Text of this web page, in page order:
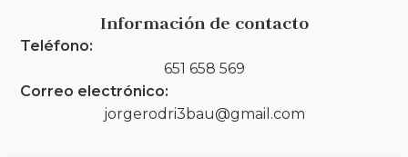
Información de contacto
Teléfono:
651 658 569
Correo electrónico:
jorgerodri3bau@gmail.com